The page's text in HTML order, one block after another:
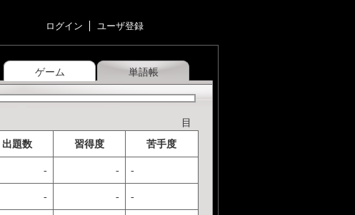
ログイン ユーザ登録
ゲーム 単語帳
目
出題数 習得度 苦手度
- - -
- - -